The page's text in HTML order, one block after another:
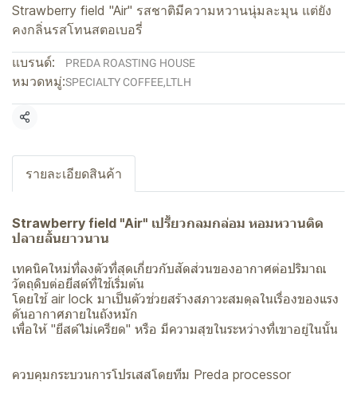
Strawberry field "Air" รสชาติมีความหวานนุ่มละมุน แต่ยัง
คงกลิ่นรสโทนสตอเบอรี่
แบรนด์: PREDA ROASTING HOUSE
หมวดหมู่:SPECIALTY COFFEE,LTLH
แชร์
รายละเอียดสินค้า
Strawberry field "Air" เปรี้ยวกลมกล่อม หอมหวานติด
ปลายลิ้นยาวนาน
เทคนิคใหม่ที่ลงตัวที่สุดเกี่ยวกับสัดส่วนของอากาศต่อปริมาณ
วัตถุดิบต่อยีสต์ที่ใช้เริ่มต้น
โดยใช้ air lock มาเป็นตัวช่วยสร้างสภาวะสมดุลในเรื่องของแรง
ดันอากาศภายในถังหมัก
เพื่อให้ "ยีสต์ไม่เครียด" หรือ มีความสุขในระหว่างที่เขาอยู่ในนั้น
ควบคุมกระบวนการโปรเสสโดยทีม Preda processor